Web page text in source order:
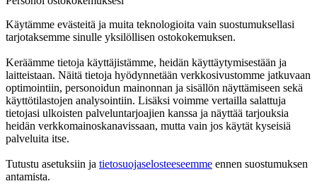
Käytämme evästeitä ja muita teknologioita vain suostumuksellasi
tarjotaksemme sinulle yksilöllisen ostokokemuksen.
Keräämme tietoja käyttäjistämme, heidän käyttäytymisestään ja
laitteistaan. Näitä tietoja hyödynnetään verkkosivustomme jatkuvaan
optimointiin, personoidun mainonnan ja sisällön näyttämiseen sekä
käyttötilastojen analysointiin. Lisäksi voimme vertailla salattuja
tietojasi ulkoisten palveluntarjoajien kanssa ja näyttää tarjouksia
heidän verkkomainoskanavissaan, mutta vain jos käytät kyseisiä
palveluita itse.
Tutustu asetuksiin ja tietosuojaselosteeseemme ennen suostumuksen
antamista.